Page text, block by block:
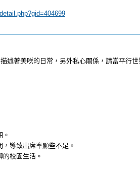
述著美咲的日常，另外私心關係，請當平行世
導致出席率顯些不足。
校園生活。